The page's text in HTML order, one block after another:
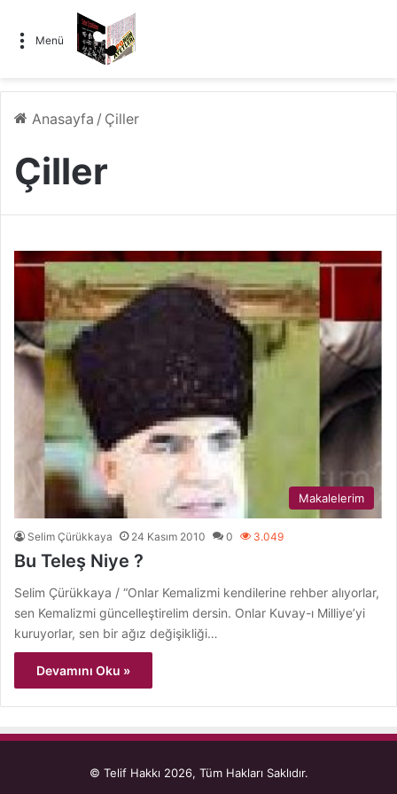
Menü
Anasayfa / Çiller
Çiller
Makalelerim
Selim Çürükkaya 24 Kasım 2010 0 3.049
Bu Teleş Niye ?
Selim Çürükkaya / “Onlar Kemalizmi kendilerine rehber alıyorlar,
sen Kemalizmi güncelleştirelim dersin. Onlar Kuvay-ı Milliye’yi
kuruyorlar, sen bir ağız değişikliği…
Devamını Oku »
© Telif Hakkı 2026, Tüm Hakları Saklıdır.